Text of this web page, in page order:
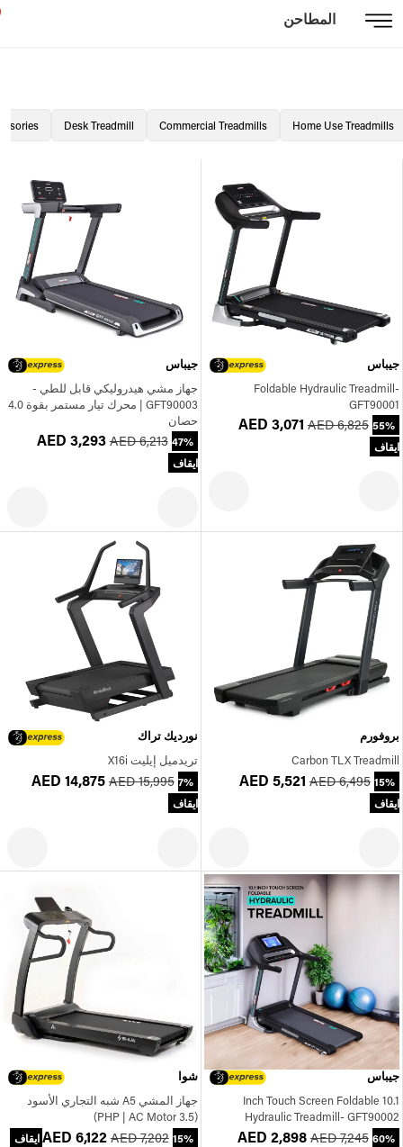
المطاحن
Home Use Treadmills
Commercial Treadmills
Desk Treadmill
جيباس
Foldable Hydraulic Treadmill-
GFT90001
AED 3,071 AED 6,825 55%
ايقاف
جيباس
جهاز مشي هيدروليكي قابل للطي -
GFT90003 | محرك تيار مستمر بقوة 4.0
حصان
AED 3,293 AED 6,213 47%
ايقاف
بروفورم
Carbon TLX Treadmill
AED 5,521 AED 6,495 15%
ايقاف
نورديك تراك
تريدميل إيليت X16i
AED 14,875 AED 15,995 7%
ايقاف
جيباس
10.1 Inch Touch Screen Foldable
Hydraulic Treadmill- GFT90002
AED 2,898 AED 7,245 60%
شوا
جهاز المشي A5 شبه التجاري الأسود
(3.5 PHP | AC Motor)
AED 6,122 AED 7,202 15% ايقاف